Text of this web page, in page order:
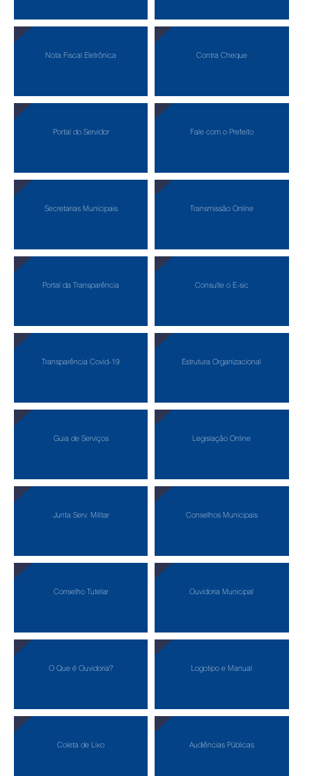
Nota Fiscal Eletrônica Contra Cheque
Portal do Servidor Fale com o Prefeito
Secretarias Municipais Transmissão Online
Portal da Transparência Consulte o E-sic
Transparência Covid-19 Estrutura Organizacional
Guia de Serviços Legislação Online
Junta Serv. Militar Conselhos Municipais
Conselho Tutelar Ouvidoria Municipal
O Que é Ouvidoria? Logotipo e Manual
Coleta de Lixo Audiências Públicas